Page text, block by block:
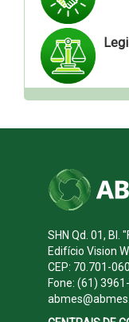
SHN Qd. 01, Bl.
Edifício Vision
CEP: 70.701-
Fone: (61)